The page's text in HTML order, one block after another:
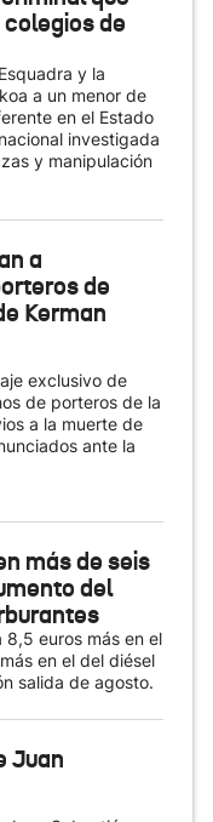
de
y la
a un menor de
en el Estado
investigada
y manipulación
a
de
Kerman
exclusivo de
de porteros de la
a la muerte de
ante la
más de seis
del
euros más en el
en el del diésel
salida de agosto.
Juan